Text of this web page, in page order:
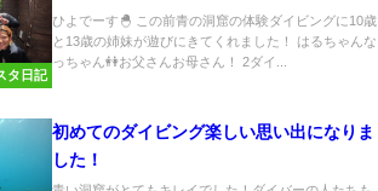
タ日記
ひよでーす🐣 この前青の洞窟の体験ダイビングに10歳
と13歳の姉妹が遊びにきてくれました！ はるちゃんな
っちゃん👭お父さんお母さん！ 2ダイ...
初めてのダイビング楽しい思い出になりま
した！